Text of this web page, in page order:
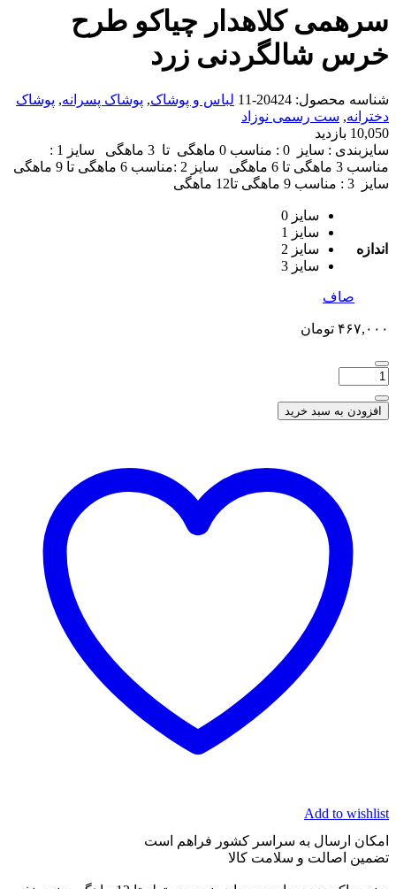
سرهمی کلاهدار چیاکو طرح
خرس شالگردنی زرد
شناسه محصول: 20424-11 لباس و پوشاک, پوشاک پسرانه, پوشاک
دخترانه, ست رسمی نوزاد
10,050 بازدید
سایزبندی : سایز 0 : مناسب 0 ماهگی تا 3 ماهگی سایز 1 :
مناسب 3 ماهگی تا 6 ماهگی سایز 2 :مناسب 6 ماهگی تا 9 ماهگی
سایز 3 : مناسب 9 ماهگی تا12 ماهگی
اندازه
سایز 0
سایز 1
سایز 2
سایز 3
صاف
۴۶۷,۰۰۰ تومان
افزودن به سبد خرید
Add to wishlist
امکان ارسال به سراسر کشور فراهم است
تضمین اصالت و سلامت کالا